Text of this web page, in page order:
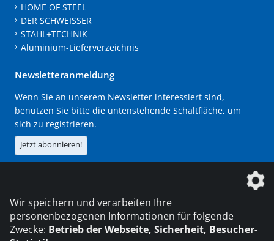
HOME OF STEEL
DER SCHWEISSER
STAHL+TECHNIK
Aluminium-Lieferverzeichnis
Newsletteranmeldung
Wenn Sie an unserem Newsletter interessiert sind,
benutzen Sie bitte die untenstehende Schaltfläche, um
sich zu registrieren.
Jetzt abonnieren!
Wir speichern und verarbeiten Ihre
personenbezogenen Informationen für folgende
Zwecke: Betrieb der Webseite, Sicherheit, Besucher-